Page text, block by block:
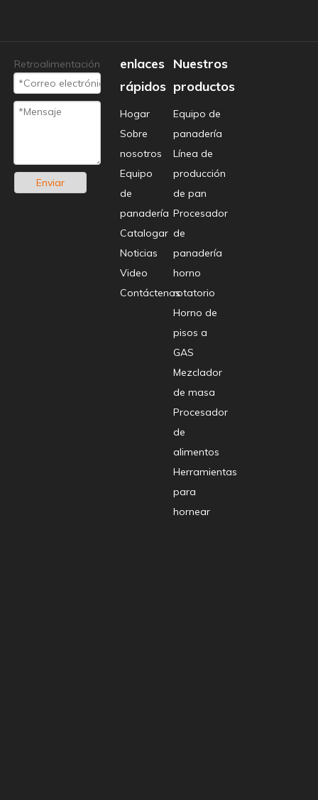
Retroalimentación
Enviar
enlaces
rápidos
Hogar
Sobre
nosotros
Equipo
de
panadería
Catalogar
Noticias
Video
Contáctenos
Nuestros
productos
Equipo de
panadería
Línea de
producción
de pan
Procesador
de
panadería
horno
rotatorio
Horno de
pisos a
GAS
Mezclador
de masa
Procesador
de
alimentos
Herramientas
para
hornear